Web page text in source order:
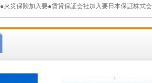
●火災保険加入要●賃貸保証会社加入要⽇本保証株